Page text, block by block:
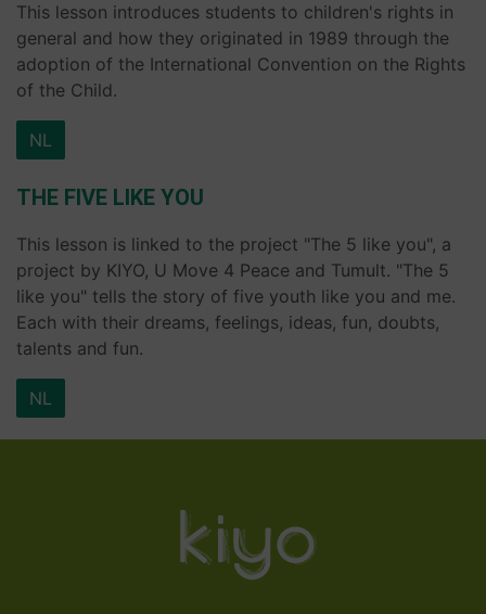
This lesson introduces students to children's rights in
general and how they originated in 1989 through the
adoption of the International Convention on the Rights
of the Child.
NL
THE FIVE LIKE YOU
This lesson is linked to the project "The 5 like you", a
project by KIYO, U Move 4 Peace and Tumult. "The 5
like you" tells the story of five youth like you and me.
Each with their dreams, feelings, ideas, fun, doubts,
talents and fun.
NL